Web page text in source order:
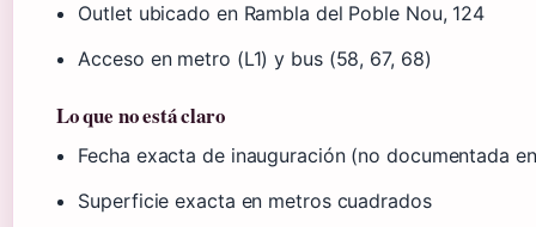
Outlet ubicado en Rambla del Poble Nou, 124
Acceso en metro (L1) y bus (58, 67, 68)
Lo que no está claro
Fecha exacta de inauguración (no documentada
Superficie exacta en metros cuadrados